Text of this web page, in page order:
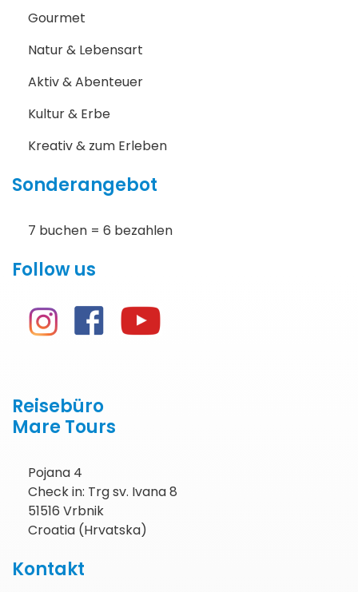
Gourmet
Natur & Lebensart
Aktiv & Abenteuer
Kultur & Erbe
Kreativ & zum Erleben
Sonderangebot
7 buchen = 6 bezahlen
Follow us
Reisebüro
Mare Tours
Pojana 4
Check in: Trg sv. Ivana 8
51516 Vrbnik
Croatia (Hrvatska)
Kontakt